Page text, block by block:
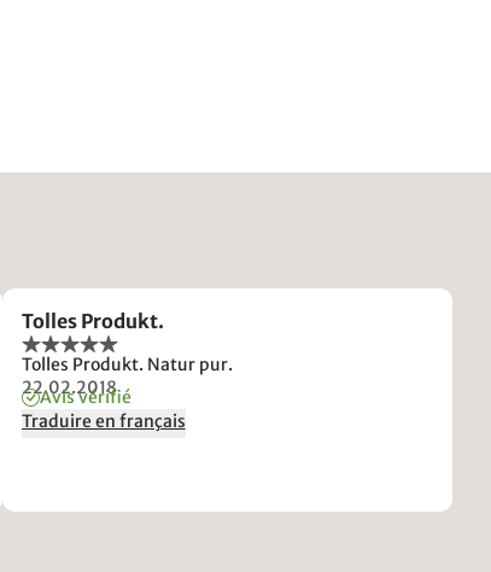
Tolles Produkt.
Tolles Produkt. Natur pur.
22.02.2018
Avis vérifié
Traduire en français